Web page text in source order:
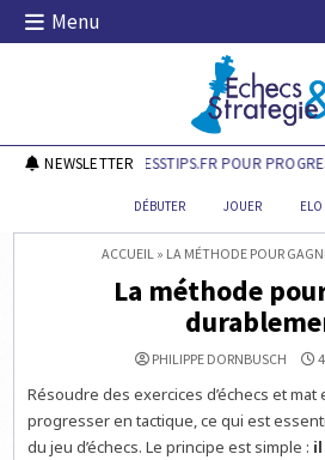
Skip
Menu
Echecs & Stratégie
NEWSLETTER
DÉCOUVREZ CHESSTIPS.FR POUR
DÉBUTER JOUER ELO
ACCUEIL » LA MÉTHODE POUR
La méthode
PHILIPPE DORNBUSCH
Résoudre des exercices d’échecs et
progresser en tactique, ce qui est
du jeu d’échecs. Le principe est simple :